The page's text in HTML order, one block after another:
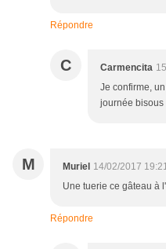
Répondre
C Carmencita
Je confirme,
journée bisous
M Muriel 14/02/2017
Une tuerie ce gâteau à
Répondre